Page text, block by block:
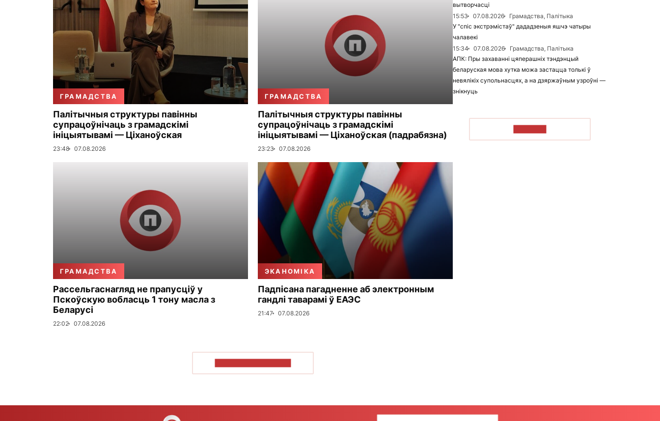
ГРАМАДСТВА
Палітычныя структуры павінны
супрацоўнічаць з грамадскімі
ініцыятывамі — Ціханоўская
23:48 07.08.2026
ГРАМАДСТВА
Палітычныя структуры павінны
супрацоўнічаць з грамадскімі
ініцыятывамі — Ціханоўская (падрабязна)
23:23 07.08.2026
ГРАМАДСТВА
Рассельгаснагляд не прапусціў у
Пскоўскую вобласць 1 тону масла з
Беларусі
22:02 07.08.2026
ЭКАНОМІКА
Падпісана пагадненне аб электронным
гандлі таварамі ў ЕАЭС
21:47 07.08.2026
вытворчасці
15:53
07.08.2026
Грамадства, Палітыка
У "спіс экстрэмістаў" дададзеныя яшчэ чатыры
чалавекі
15:34
07.08.2026
Грамадства, Палітыка
АПК: Пры захаванні цяперашніх тэндэнцый
беларуская мова хутка можа застацца толькі ў
невялікіх супольнасцях, а на дзяржаўным узроўні —
знікнуць